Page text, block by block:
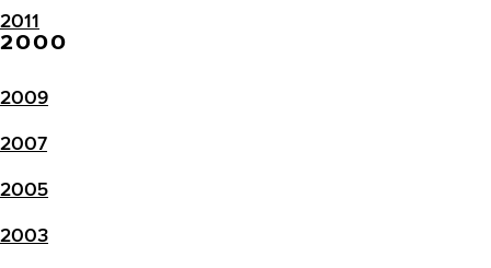
2011
2000
2009
2007
2005
2003